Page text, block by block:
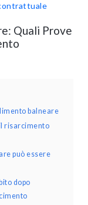
Quali Prove
balneare
risarcimento
può essere
dopo